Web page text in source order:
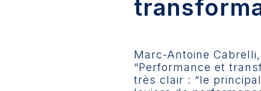
Marc-Antoine
“Performance et
très clair : “le